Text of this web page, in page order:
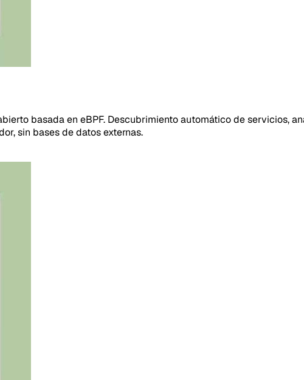
basada en eBPF. Descubrimiento automático de servicios,
sin bases de datos externas.